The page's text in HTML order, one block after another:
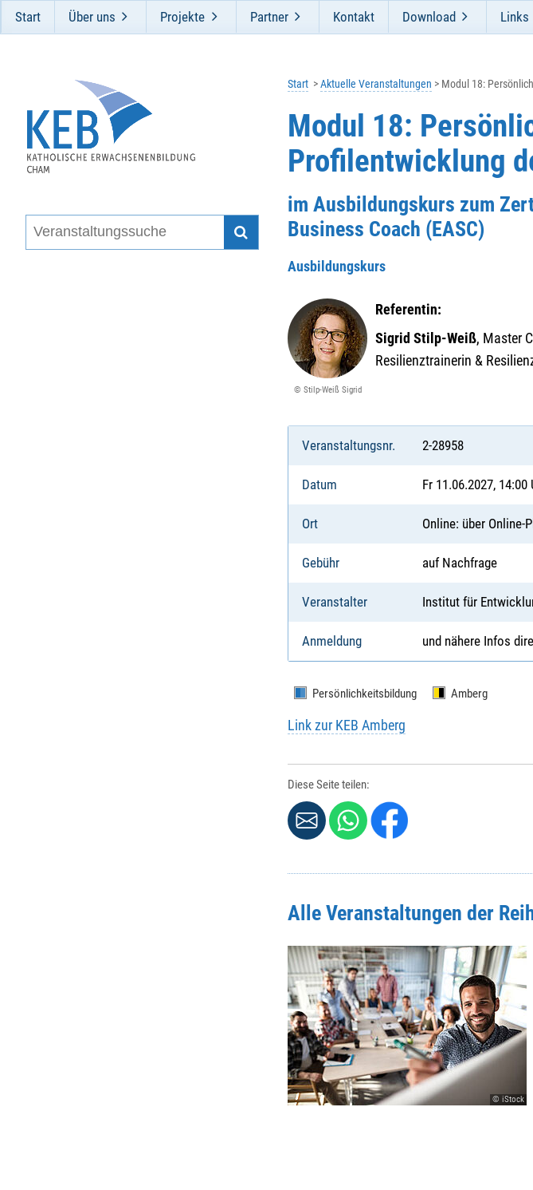
Start Über uns Projekte Partner Kontakt Download Links
Start Aktuelle Veranstaltungen Modul 18:
Modul 18:
Profilentwicklung
im Ausbildungskurs zum
Business Coach (EASC)
Ausbildungskurs
© Stilp-Weiß Sigrid
Referentin:
Sigrid Stilp-Weiß, Master
Resilienztrainerin &
Veranstaltungsnr. 2-28958
Datum Fr 11.06.2027, 14:00
Ort Online: über
Gebühr auf Nachfrage
Veranstalter Institut für
Anmeldung und nähere Infos
Persönlichkeitsbildung Amberg
Link zur KEB Amberg
Diese Seite teilen:
Alle Veranstaltungen der
© iStock